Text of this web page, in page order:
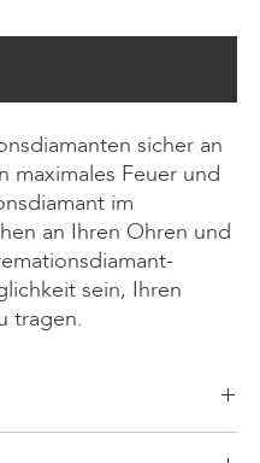
sicher an
maximales Feuer und
im
an Ihren Ohren und
sein, Ihren
tragen.